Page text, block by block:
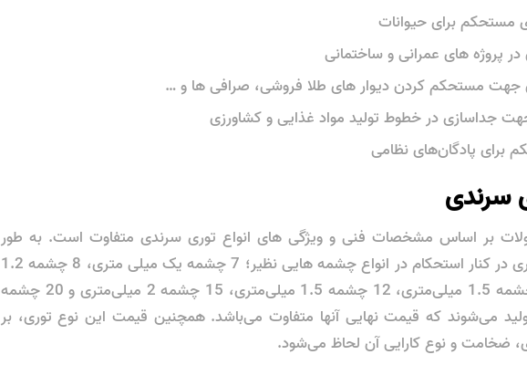
مستحکم برای حیوانات
در پروژه ‌های عمرانی و ساختمانی
جهت مستحکم کردن دیوار های طلا فروشی، صرافی‌ ها و …
جداسازی در خطوط تولید مواد غذایی و کشاورزی
برای پادگان‌های نظامی
سرندی
بر اساس مشخصات فنی و ویژگی های انواع توری سرندی متفاوت است. به طور
مثال، این نوع توری در کنار استحکام در انواع چشمه هایی نظیر؛ 7 چشمه یک میلی متری، 8 چشمه 1.2
میلی‌متری، 10 چشمه 1.5 میلی‌متری، 12 چشمه 1.5 میلی‌متری، 15 چشمه 2 میلی‌متری و 20 چشمه
تولید می‌شوند که قیمت نهایی آنها متفاوت می‌باشد. همچنین قیمت این نوع توری، بر
ضخامت و نوع کارایی آن لحاظ می‌شود.